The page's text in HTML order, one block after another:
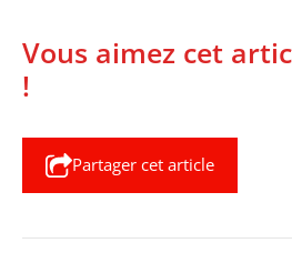
Vous aimez cet
!
Partager cet article